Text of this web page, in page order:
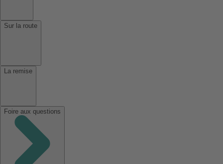
Sur la route
La remise
Foire aux questions